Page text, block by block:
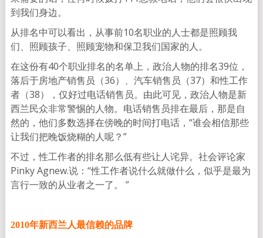
到我们身边。
从排名中可以看出，从事前10名职业的人士都是照顾我
们、照顾孩子、照顾宠物和保卫我们国家的人。
在这份有40个职业排名的名单上，政治人物的排名39位，
落后于房地产销售员（36）、汽车销售员（37）和性工作
者（38），仅好过电话销售员。由此可见，政治人物是新
西兰民众非常警惕的人物。电话销售员排在最后，那是自
然的，他们多数选择在傍晚的时间打电话，“谁会相信那些
让我们把晚饭烧糊的人呢？”
不过，性工作者的排名那么低有些让人诧异。社会评论家
Pinky Agnew.说：“性工作者说什么就做什么，似乎是最为
言行一致的从业者之一了。 ”
2010年新西兰人最信赖的品牌